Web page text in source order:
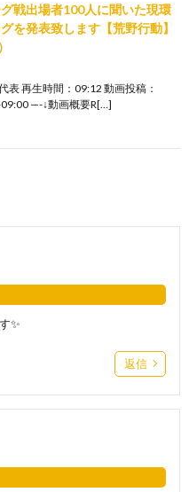
グ戦出場者100人に聞いた現環
を発表致します【荒野行動】
表 再生時間：09:12 動画投稿：
—-↓動画概要R[…]
✨
返信